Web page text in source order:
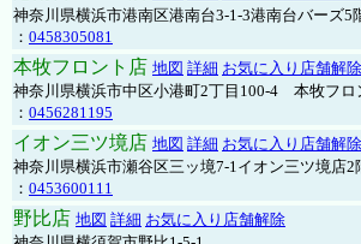
神奈川県横浜市港南区港南台3-1-3港南台バーズ5
： 0458305081
本牧フロント店 地図 詳細 お気に入り店舗解除
神奈川県横浜市中区小港町2丁目100-4 本牧フロ
： 0456281195
イオン三ツ境店 地図 詳細 お気に入り店舗解除
神奈川県横浜市瀬谷区三ッ境7-1イオン三ツ境店2
： 0453600111
野比店 地図 詳細 お気に入り店舗解除